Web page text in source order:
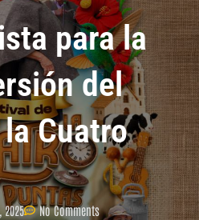
para la
del
Cuatro
No Comments